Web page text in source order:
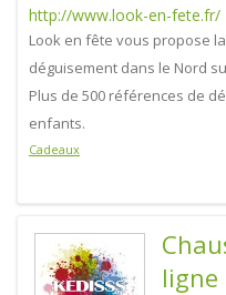
http://www.look-en-fete.fr/
Look en fête vous propose
déguisement dans le Nord
Plus de 500 références de
enfants.
Cadeaux
ligne